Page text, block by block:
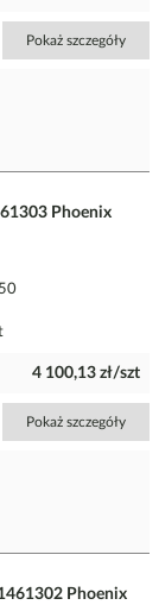
Pokaż szczegóły
Phoenix
4 100,13 zł/szt
Pokaż szczegóły
Phoenix